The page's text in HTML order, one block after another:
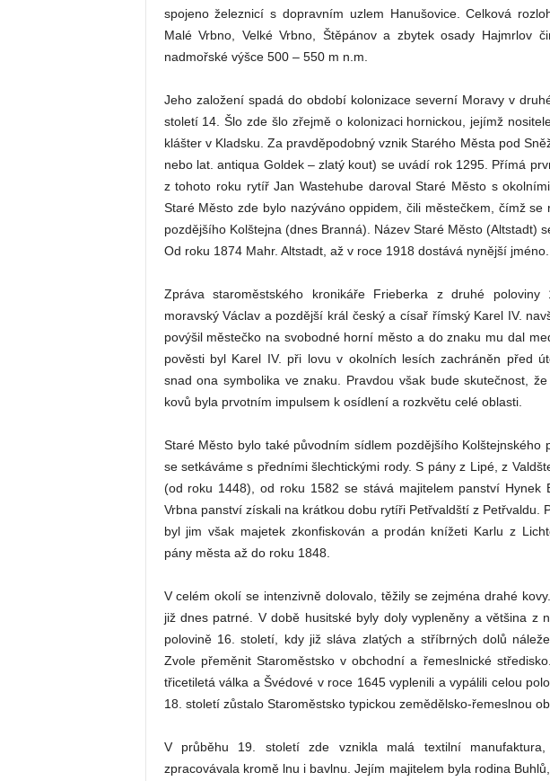
spojeno železnicí s dopravním uzlem Hanušovice. Celková
Malé Vrbno, Velké Vrbno, Štěpánov a zbytek osady
nadmořské výšce 500 – 550 m n.m.
Jeho založení spadá do období kolonizace severní Moravy v
století 14. Šlo zde šlo zřejmě o kolonizaci hornickou, jejímž
klášter v Kladsku. Za pravděpodobný vznik Starého Města pod
nebo lat. antiqua Goldek – zlatý kout) se uvádí rok 1295. Přímá
z tohoto roku rytíř Jan Wastehube daroval Staré Město s
Staré Město zde bylo nazýváno oppidem, čili městečkem, čímž se
pozdějšího Kolštejna (dnes Branná). Název Staré Město (Altstadt)
Od roku 1874 Mahr. Altstadt, až v roce 1918 dostává nynější jméno.
Zpráva staroměstského kronikáře Frieberka z druhé
moravský Václav a pozdější král český a císař římský Karel IV.
povýšil městečko na svobodné horní město a do znaku mu dal
pověsti byl Karel IV. při lovu v okolních lesích zachráněn před
snad ona symbolika ve znaku. Pravdou však bude skutečnost,
kovů byla prvotním impulsem k osídlení a rozkvětu celé oblasti.
Staré Město bylo také původním sídlem pozdějšího Kolštejnského
se setkáváme s předními šlechtickými rody. S pány z Lipé, z
(od roku 1448), od roku 1582 se stává majitelem panství Hynek
Vrbna panství získali na krátkou dobu rytíři Petřvaldští z Petřvaldu.
byl jim však majetek zkonfiskován a prodán knížeti Karlu z
pány města až do roku 1848.
V celém okolí se intenzivně dolovalo, těžily se zejména drahé
již dnes patrné. V době husitské byly doly vypleněny a většina z
polovině 16. století, kdy již sláva zlatých a stříbrných dolů
Zvole přeměnit Staroměstsko v obchodní a řemeslnické
třicetiletá válka a Švédové v roce 1645 vyplenili a vypálili celou
18. století zůstalo Staroměstsko typickou zemědělsko-řemeslnou
V průběhu 19. století zde vznikla malá textilní
zpracovávala kromě lnu i bavlnu. Jejím majitelem byla rodina